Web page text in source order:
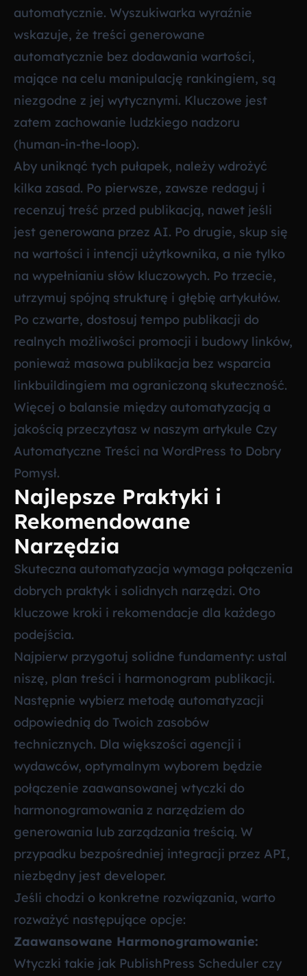
automatycznie. Wyszukiwarka wyraźnie
wskazuje, że treści generowane
automatycznie bez dodawania wartości,
mające na celu manipulację rankingiem, są
niezgodne z jej wytycznymi. Kluczowe jest
zatem zachowanie ludzkiego nadzoru
(human-in-the-loop).
Aby uniknąć tych pułapek, należy wdrożyć
kilka zasad. Po pierwsze, zawsze redaguj i
recenzuj treść przed publikacją, nawet jeśli
jest generowana przez AI. Po drugie, skup się
na wartości i intencji użytkownika, a nie tylko
na wypełnianiu słów kluczowych. Po trzecie,
utrzymuj spójną strukturę i głębię artykułów.
Po czwarte, dostosuj tempo publikacji do
realnych możliwości promocji i budowy linków,
ponieważ masowa publikacja bez wsparcia
linkbuildingiem ma ograniczoną skuteczność.
Więcej o balansie między automatyzacją a
jakością przeczytasz w naszym artykule Czy
Automatyczne Treści na WordPress to Dobry
Pomysł.
Najlepsze Praktyki i
Rekomendowane
Narzędzia
Skuteczna automatyzacja wymaga połączenia
dobrych praktyk i solidnych narzędzi. Oto
kluczowe kroki i rekomendacje dla każdego
podejścia.
Najpierw przygotuj solidne fundamenty: ustal
niszę, plan treści i harmonogram publikacji.
Następnie wybierz metodę automatyzacji
odpowiednią do Twoich zasobów
technicznych. Dla większości agencji i
wydawców, optymalnym wyborem będzie
połączenie zaawansowanej wtyczki do
harmonogramowania z narzędziem do
generowania lub zarządzania treścią. W
przypadku bezpośredniej integracji przez API,
niezbędny jest developer.
Jeśli chodzi o konkretne rozwiązania, warto
rozważyć następujące opcje:
Zaawansowane Harmonogramowanie:
Wtyczki takie jak PublishPress Scheduler czy